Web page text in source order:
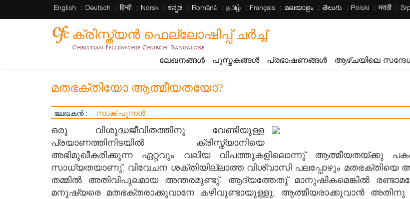
English Deutsch हिन्दी Norsk ಕನ್ನಡ Română தமிழ் Français മലയാളം తెలుగు Polski मराठी
ക്രിസ്ത്യന്‍ ഫെല്ലോഷിപ്പ് ചര്‍ച്ച്
Christian Fellowship Church, Bangalore
ലേഖനങ്ങൾ പുസ്തകങ്ങൾ പ്രഭാഷണങ്ങൾ ആഴ്ചയിലെ
മതഭക്തിയോ ആത്മീയതയോ?
ലേഖകൻ : സാക് പുന്നൻ
ഒരു വിശുദ്ധജീവിതത്തിനു വേണ്ടിയുള്ള
പ്രയാണത്തിനിടയില്‍ ക്രിസ്ത്യാനിയെ
അഭിമുഖീകരിക്കുന്ന ഏറ്റവും വലിയ വിപത്തുകളിലൊന്നു് ആത്മീയതയ്ക്കു
സാധ്യതയാണു്. വിവേചന ശക്തിയില്ലാത്ത വിശ്വാസി പലപ്പോഴും മതഭക്തിയെ
തമ്മില്‍ അതിവിപുലമായ അന്തരമുണ്ടു്. ആദ്യത്തേതു് മാനുഷികമെങ്കില്‍
മനുഷ്യരെ മതഭക്തരാക്കുവാനേ കഴിവുണ്ടായുള്ളു; ആത്മീയരാക്കുവാന്‍ അതിനു